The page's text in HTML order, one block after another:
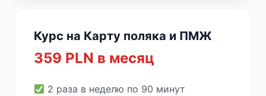
Курс на Карту поляка и ПМЖ
359 PLN в месяц
2 раза в неделю по 90 минут